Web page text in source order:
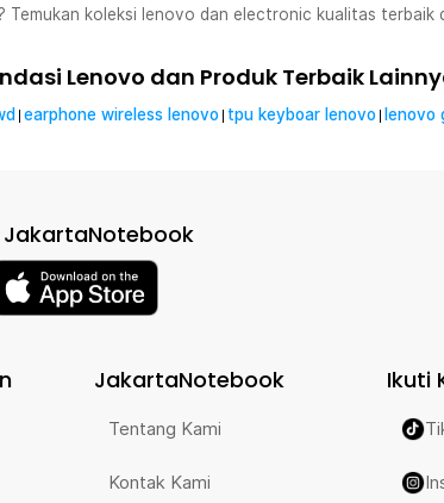
Temukan koleksi lenovo dan electronic kualitas
Lenovo dan Produk Terbaik
earphone wireless lenovo tpu keyboar lenovo lenovo
JakartaNotebook
Tentang Kami
Kontak Kami
Ikuti